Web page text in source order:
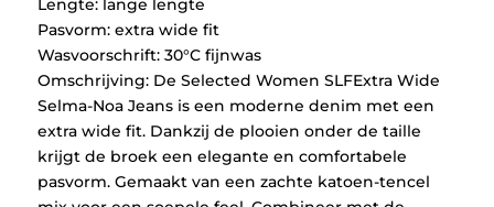
Lengte: lange lengte
Pasvorm: extra wide fit
Wasvoorschrift: 30°C fijnwas
Omschrijving: De Selected Women SLFExtra Wide
Selma-Noa Jeans is een moderne denim met een
extra wide fit. Dankzij de plooien onder de taille
krijgt de broek een elegante en comfortabele
pasvorm. Gemaakt van een zachte katoen-tencel